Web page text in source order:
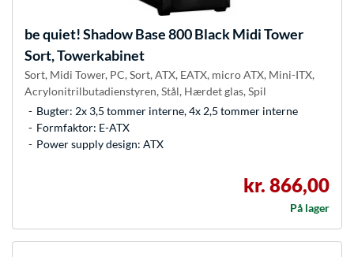
be quiet!Shadow Base 800 Black Midi Tower
Sort, Towerkabinet
Sort, Midi Tower, PC, Sort, ATX, EATX, micro ATX, Mini-ITX,
Acrylonitrilbutadienstyren, Stål, Hærdet glas, Spil
Bugter: 2x 3,5 tommer interne, 4x 2,5 tommer interne
Formfaktor: E-ATX
Power supply design: ATX
kr. 866,00
På lager